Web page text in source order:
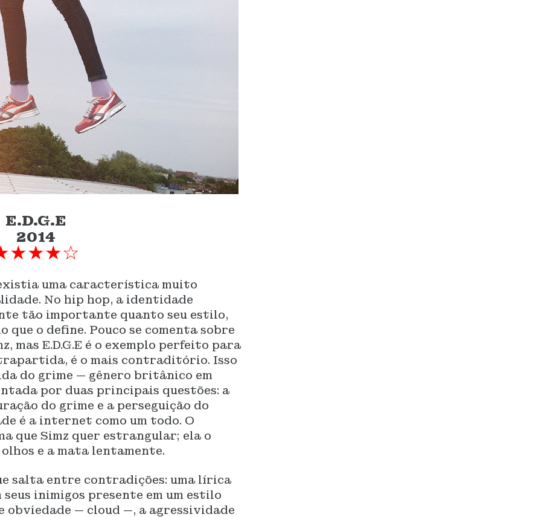
E.D.G.E
2014
uma característica muito
No hip hop, a identidade
tão importante quanto seu estilo,
que o define. Pouco se comenta sobre
mas E.D.G.E é o exemplo perfeito para
é o mais contraditório. Isso
do grime — gênero britânico em
por duas principais questões: a
do grime e a perseguição do
é a internet como um todo. O
que Simz quer estrangular; ela o
e a mata lentamente.
salta entre contradições: uma lírica
inimigos presente em um estilo
obviedade — cloud —, a agressividade